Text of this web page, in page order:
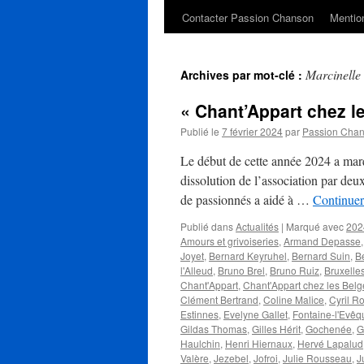
Contacter Passion Chanson
Archives par mot-clé : Marcinelle
« Chant’Appart chez
Publié le 7 février 2024par Passion
Le début de cette année 2024 a
dissolution de l’association par
de passionnés a aidé à …
Publié dansActualités | Marqué avec
Amours et grivoiseries, Armand Depasse,
Joyet, Bernard Keyruhel, Bernard Suin,
l'Alleud, Bruno Brel, Bruno Ruiz,
Chant'Appart, Chant'Appart chez les
Clément Bertrand, Coline Malice, Cyril
Estinnes, Evelyne Gallet, Fontaine-
Gildas Thomas, Gilles Hérit, Gochenée,
Haulchin, Henri Hiernaux, Hervé Lapalud
Valère, Jezebel, Jofroi, Julie Rousseau,